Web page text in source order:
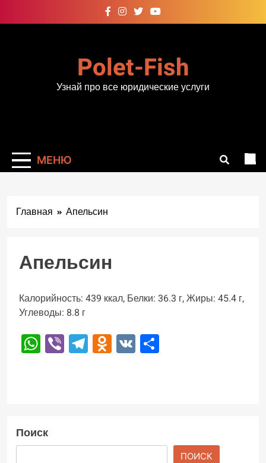
к
Polet-Fish
Узнай про все юридические услуги
МЕНЮ
Главная Апельсин
Апельсин
Калорийность: 439 ккал, Белки: 36.3 г, Жиры: 45.4 г,
Углеводы: 8.8 г
WhatsApp
ViberTelegram
Odnoklassniki
VK
Поиск
ПОИСК